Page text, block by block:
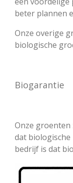
beter plannen
Onze overige
biologische
Biogarantie
Onze groenten
dat
bedrijf is dat